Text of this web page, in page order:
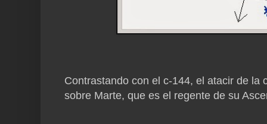
Contrastando con el c-144, el atacir de la
sobre Marte, que es el regente de su